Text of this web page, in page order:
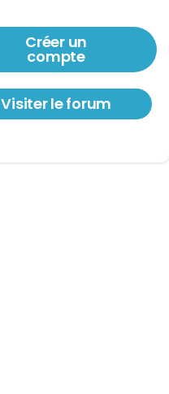
Créer un
compte
Visiter le forum